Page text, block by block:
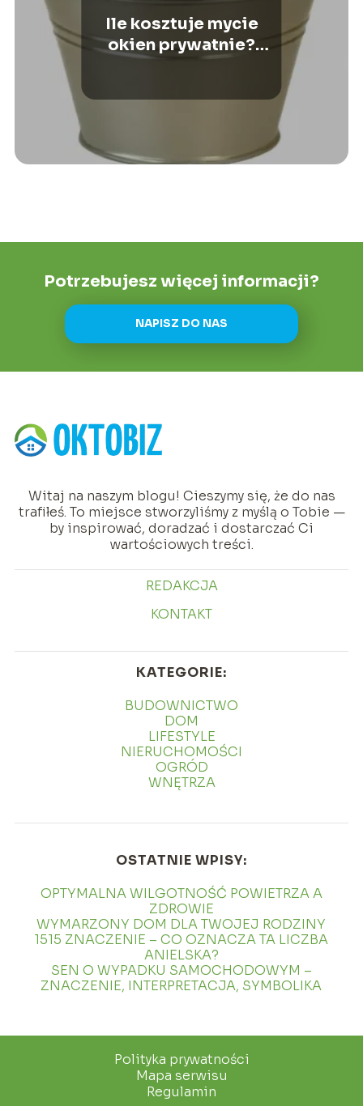
Ile kosztuje mycie
okien prywatnie?
optymalne rozwiązania
Potrzebujesz więcej informacji?
NAPISZ DO NAS
Witaj na naszym blogu! Cieszymy się, że do nas
trafiłeś. To miejsce stworzyliśmy z myślą o Tobie —
by inspirować, doradzać i dostarczać Ci
wartościowych treści.
REDAKCJA
KONTAKT
KATEGORIE:
BUDOWNICTWO
DOM
LIFESTYLE
NIERUCHOMOŚCI
OGRÓD
WNĘTRZA
OSTATNIE WPISY:
OPTYMALNA WILGOTNOŚĆ POWIETRZA A
ZDROWIE
WYMARZONY DOM DLA TWOJEJ RODZINY
1515 ZNACZENIE – CO OZNACZA TA LICZBA
ANIELSKA?
SEN O WYPADKU SAMOCHODOWYM –
ZNACZENIE, INTERPRETACJA, SYMBOLIKA
Polityka prywatności
Mapa serwisu
Regulamin